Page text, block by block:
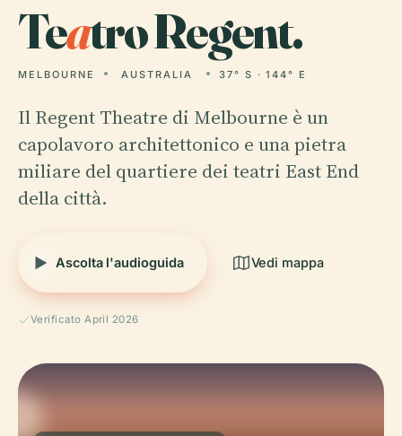
Teatro Regent.
MELBOURNE AUSTRALIA 37° S · 144° E
Il Regent Theatre di Melbourne è un
capolavoro architettonico e una pietra
miliare del quartiere dei teatri East End
della città.
Ascolta l'audioguida Vedi mappa
Verificato April 2026